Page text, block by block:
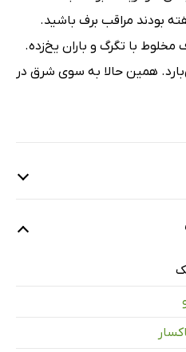
بودند مراقب برف باشید.
با تگرگ و باران یخ‌زده.
همین حالا به سوی شرق در